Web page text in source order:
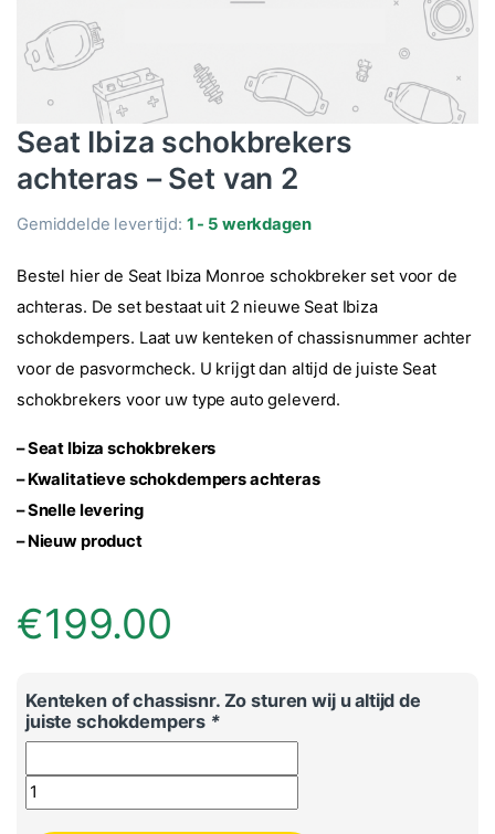
Seat Ibiza schokbrekers
achteras – Set van 2
Gemiddelde levertijd: 1 - 5 werkdagen
Bestel hier de Seat Ibiza Monroe schokbreker set voor de
achteras. De set bestaat uit 2 nieuwe Seat Ibiza
schokdempers. Laat uw kenteken of chassisnummer achter
voor de pasvormcheck. U krijgt dan altijd de juiste Seat
schokbrekers voor uw type auto geleverd.
– Seat Ibiza schokbrekers
– Kwalitatieve schokdempers achteras
– Snelle levering
– Nieuw product
€199.00
Kenteken of chassisnr. Zo sturen wij u altijd de
juiste schokdempers *
Seat Ibiza schokbrekers achteras - Set van 2 aantal